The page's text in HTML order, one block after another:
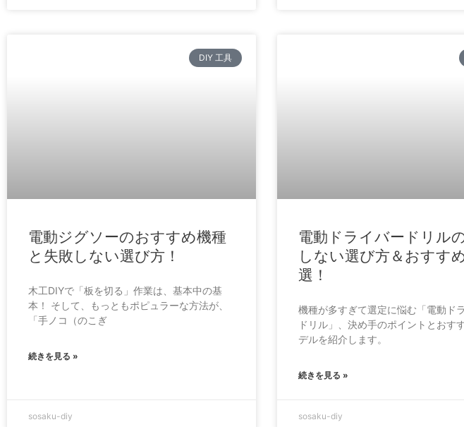
DIY 工具
電動ジグソーのおすすめ機種
と失敗しない選び方！
木工DIYで「板を切る」作業は、基本中の基
本！ そして、もっともポピュラーな方法が、
「手ノコ（のこぎ
続きを見る »
sosaku-diy
電動ドライバードリル
しない選び方＆おすす
選！
機種が多すぎて選定に悩む「電動ド
ドリル」、決め手のポイントとおす
デルを紹介します。
続きを見る »
sosaku-diy